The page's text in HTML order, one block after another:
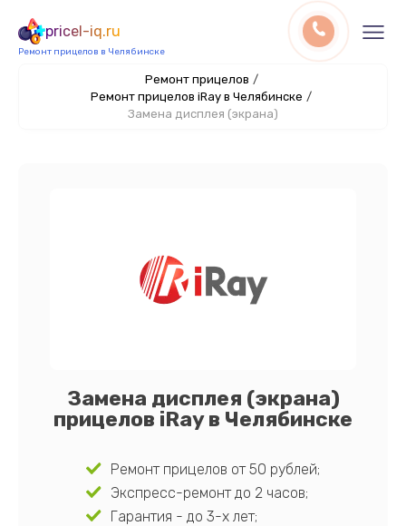
pricel-iq.ru
Ремонт прицелов в Челябинске
Ремонт прицелов /
Ремонт прицелов iRay в Челябинске /
Замена дисплея (экрана)
Замена дисплея (экрана)
прицелов iRay в Челябинске
Ремонт прицелов от 50 рублей;
Экспресс-ремонт до 2 часов;
Гарантия - до 3-х лет;